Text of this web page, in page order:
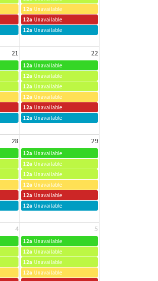
12a Unavailable
12a Unavailable
12a Unavailable
21 22
12a Unavailable
12a Unavailable
12a Unavailable
12a Unavailable
12a Unavailable
12a Unavailable
28 29
12a Unavailable
12a Unavailable
12a Unavailable
12a Unavailable
12a Unavailable
12a Unavailable
4 5
12a Unavailable
12a Unavailable
12a Unavailable
12a Unavailable